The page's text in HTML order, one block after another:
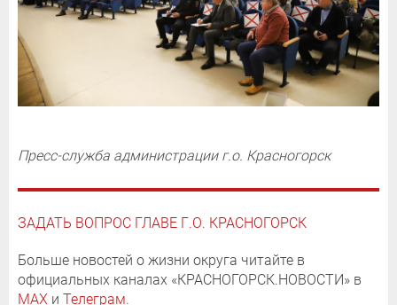
Пресс-служба администрации г.о. Красногорск
ЗАДАТЬ ВОПРОС ГЛАВЕ Г.О. КРАСНОГОРСК
Больше новостей о жизни округа читайте в
официальных каналах «КРАСНОГОРСК.НОВОСТИ» в
MAX и Телеграм.